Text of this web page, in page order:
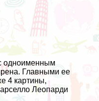
одноименным
Главными ее
4 картины,
Леопарди